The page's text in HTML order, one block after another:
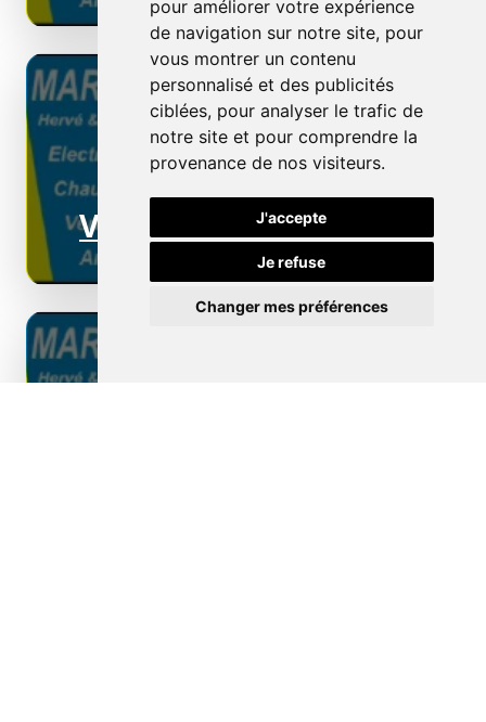
pour améliorer votre expérience
de navigation sur notre site, pour
vous montrer un contenu
personnalisé et des publicités
ciblées, pour analyser le trafic de
notre site et pour comprendre la
provenance de nos visiteurs.
J'accepte
Je refuse
Changer mes préférences
Ventilation